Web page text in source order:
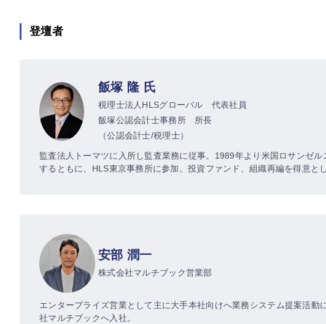
登壇者
飯塚 隆 氏
税理士法人HLSグローバル 代表社員
飯塚公認会計士事務所 所長
（公認会計士/税理士）
監査法人トーマツに入所し監査業務に従事。1989年より米国ロサンゼ
するともに、HLS東京事務所に参加。投資ファンド、組織再編を得意とし
安部 潤一
株式会社マルチブック営業部
エンタープライズ営業として主に大手本社向けへ業務システム提案活
社マルチブックへ入社。